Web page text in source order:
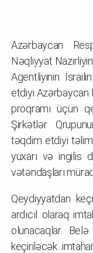
Azərbaycan
Nəqliyyat
Agentliyinin
etdiyi Azərbaycan
proqramı üçün
Şirkətlər
təqdim etdiyi
yuxarı və ingilis
vətəndaşları
Qeydiyyatdan
ardıcıl olaraq
olunacaqlar.
keçiriləcək